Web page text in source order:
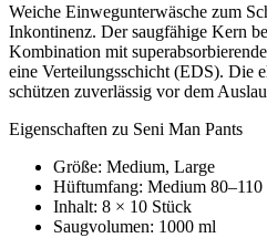
Weiche Einwegunterwäsche zum
Inkontinenz. Der saugfähige Kern
Kombination mit
eine Verteilungsschicht (EDS). Die
schützen zuverlässig vor dem
Eigenschaften zu Seni Man Pants
Größe: Medium, Large
Hüftumfang: Medium
Inhalt: 8 × 10 Stück
Saugvolumen: 1000 ml